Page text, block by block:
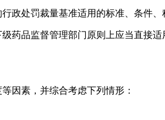
处罚裁量基准适用的标准、条件、
药品监督管理部门原则上应当直接
因素，并综合考虑下列情形：